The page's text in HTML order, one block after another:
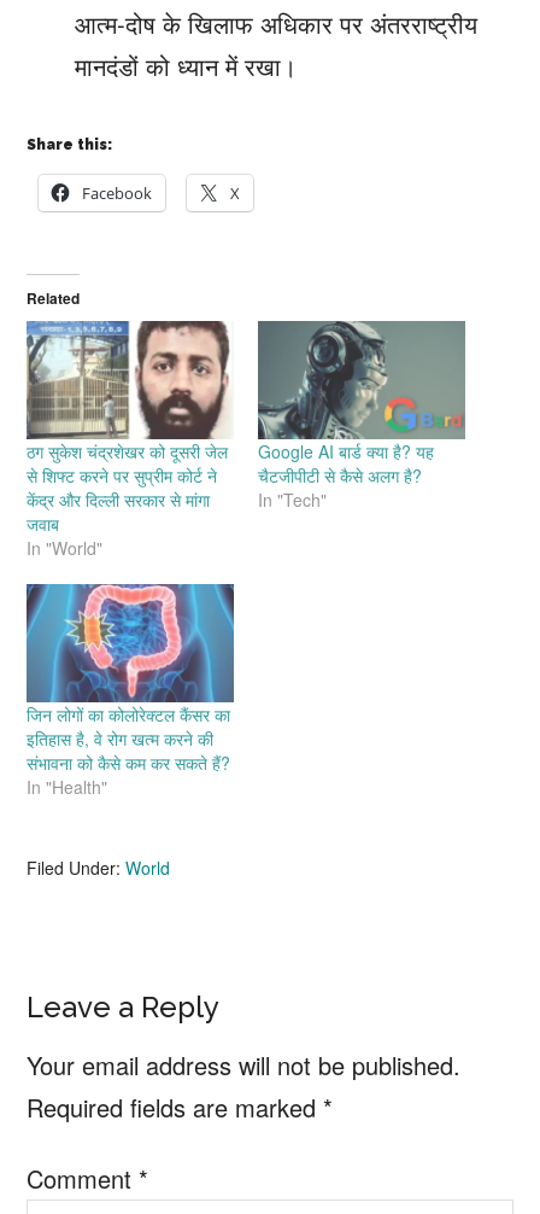
आत्म-दोष के खिलाफ अधिकार पर अंतरराष्ट्रीय
मानदंडों को ध्यान में रखा।
Share this:
Facebook X
Related
ठग सुकेश चंद्रशेखर को दूसरी जेल
से शिफ्ट करने पर सुप्रीम कोर्ट ने
केंद्र और दिल्ली सरकार से मांगा
जवाब
In "World"
Google AI बार्ड क्या है? यह
चैटजीपीटी से कैसे अलग है?
In "Tech"
जिन लोगों का कोलोरेक्टल कैंसर का
इतिहास है, वे रोग खत्म करने की
संभावना को कैसे कम कर सकते हैं?
In "Health"
Filed Under:World
Reader
Interactions
Leave a Reply
Your email address will not be published.
Required fields are marked *
Comment *